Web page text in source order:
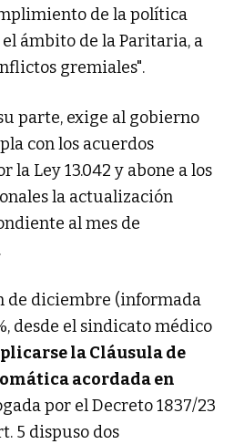
de la política
ámbito de la Paritaria, a
gremiales".
parte, exige al gobierno
con los acuerdos
Ley 13.042 y abone a los
la actualización
al mes de
de diciembre (informada
desde el sindicato médico
la Cláusula de
acordada en
por el Decreto 1837/23
5 dispuso dos